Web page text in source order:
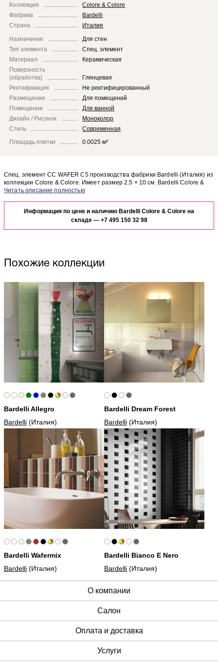
Коллекция
Colore & Colore
Фабрика
Bardelli
Страна
Италия
Назначение
Для стен
Тип элемента
Спец. элемент
Материал
Керамическая
Поверхность
(обработка)
Глянцевая
Ректификация
Не ректифицированный
Размещение
Для помещений
Помещение
Для ванной
Дизайн / Рисунок
Моноколор
Стиль
Современная
Площадь плитки
0.0025 м²
Спец. элемент CC WAFER C5 производства фабрики Bardelli (Италия) из
коллекции Colore & Colore. Имеет размер 2.5 × 10 см. Bardelli Colore &
Colore CC WAFER C5 отлично сочетается с другими элементами
отделке Вашего помещения, закажите бесплатный дизайн-проект с
использованием элементов коллекции Bardelli Colore & Colore.
Информация по цене и наличию Bardelli Colore & Colore на
складе — +7 495 150 32 98
Похожие коллекции
Bardelli Allegro
Bardelli (Италия)
Bardelli Dream Forest
Bardelli (Италия)
Bardelli Wafermix
Bardelli (Италия)
Bardelli Bianco E Nero
Bardelli (Италия)
О компании
Cалон
Оплата и доставка
Услуги